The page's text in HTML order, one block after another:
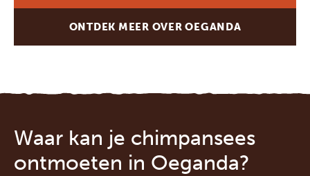
ONTDEK MEER OVER OEGANDA
Waar kan je chimpansees
ontmoeten in Oeganda?